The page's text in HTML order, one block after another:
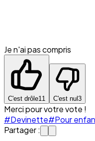
Je n'ai pas compris
C'est drôle11 C'est nul 3
Merci pour votre vote !
#Devinette#Pour
Partager :